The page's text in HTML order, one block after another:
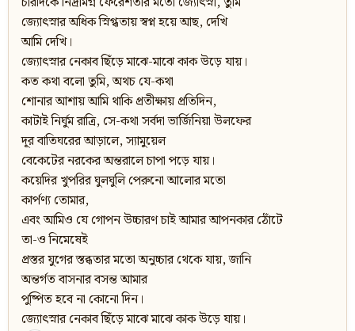
জ্যোৎস্নার অধিক স্নিগ্ধতায় স্বপ্ন হয়ে আছ, দেখি
আমি দেখি।
জ্যোৎস্নার নেকাব ছিঁড়ে মাঝে-মাঝে কাক উড়ে যায়।
কত কথা বলো তুমি, অথচ যে-কথা
শোনার আশায় আমি থাকি প্রতীক্ষায় প্রতিদিন,
কাটাই নির্ঘুম রাত্রি, সে-কথা সর্বদা ভার্জিনিয়া উলফের
দূর বাতিঘরের আড়ালে, স্যামুয়েল
বেকেটের নরকের অন্তরালে চাপা পড়ে যায়।
কয়েদির খুপরির ঘুলঘুলি পেরুনো আলোর মতো
কার্পণ্য তোমার,
এবং আমিও যে গোপন উচ্চারণ চাই আমার আপনকার ঠোঁটে
তা-ও নিমেষেই
প্রস্তর যুগের স্তব্ধতার মতো অনুচ্চার থেকে যায়, জানি
অন্তর্গত বাসনার বসন্ত আমার
পুষ্পিত হবে না কোনো দিন।
জ্যোৎস্নার নেকাব ছিঁড়ে মাঝে মাঝে কাক উড়ে যায়।